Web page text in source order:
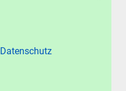
Datenschutz